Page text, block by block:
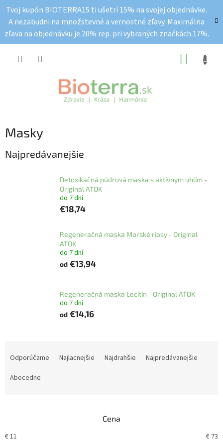
obsah
Tvoj kupón BIOTERRA15 ti ušetri 15% na svojej objednávke.
A nezabudni na množstevné a vernostné zľavy. Maximálna
zľava na objednávku je 20% rep. pri vybraných značkách 17%.
Masky
Najpredávanejšie
Detoxikačná púdrová maska s aktívnym uhlím -
Original ATOK
do 7 dní
€18,74
Regeneračná maska Morské riasy - Original
ATOK
do 7 dní
od €13,94
Regeneračná maska Lecitín - Original ATOK
do 7 dní
od €14,16
r
Odporúčame Najlacnejšie Najdrahšie
Najpredávanejšie
Abecedne
Cena
€11 € 73